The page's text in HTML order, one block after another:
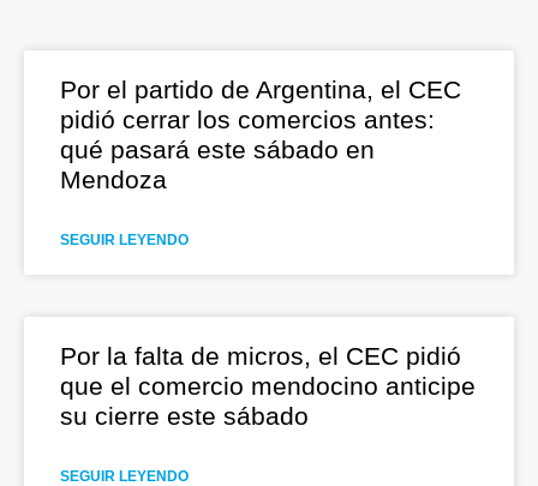
Por el partido de Argentina, el CEC
pidió cerrar los comercios antes:
qué pasará este sábado en
Mendoza
SEGUIR LEYENDO
Por la falta de micros, el CEC pidió
que el comercio mendocino anticipe
su cierre este sábado
SEGUIR LEYENDO